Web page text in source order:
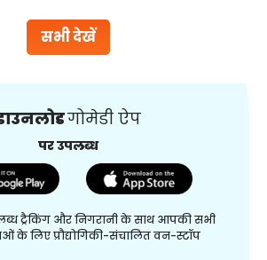
सभी देखें
गोमेडी ऐप
पर उपलब्ध
ट्रैकिंग और निगरानी के साथ आपकी सभी
के लिए प्रौद्योगिकी-संचालित वन-स्टॉप